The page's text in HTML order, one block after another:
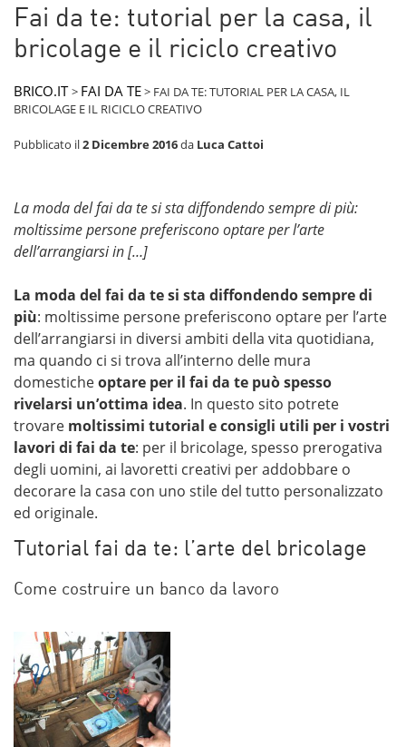
Fai da te: tutorial per la casa, il
bricolage e il riciclo creativo
BRICO.IT > FAI DA TE> FAI DA TE: TUTORIAL PER LA CASA, IL
BRICOLAGE E IL RICICLO CREATIVO
Pubblicato il2 Dicembre 2016da Luca Cattoi
La moda del fai da te si sta diffondendo sempre di più:
moltissime persone preferiscono optare per l’arte
dell’arrangiarsi in […]
La moda del fai da te si sta diffondendo sempre di
più: moltissime persone preferiscono optare per l’arte
dell’arrangiarsi in diversi ambiti della vita quotidiana,
ma quando ci si trova all’interno delle mura
domesticheoptare per il fai da te può spesso
rivelarsi un’ottima idea. In questo sito potrete
trovare moltissimi tutorial e consigli utili per i vostri
lavori di fai da te: per il bricolage, spesso prerogativa
degli uomini, ai lavoretti creativi per addobbare o
decorare la casa con uno stile del tutto personalizzato
ed originale.
Tutorial fai da te: l’arte del bricolage
Come costruire un banco da lavoro